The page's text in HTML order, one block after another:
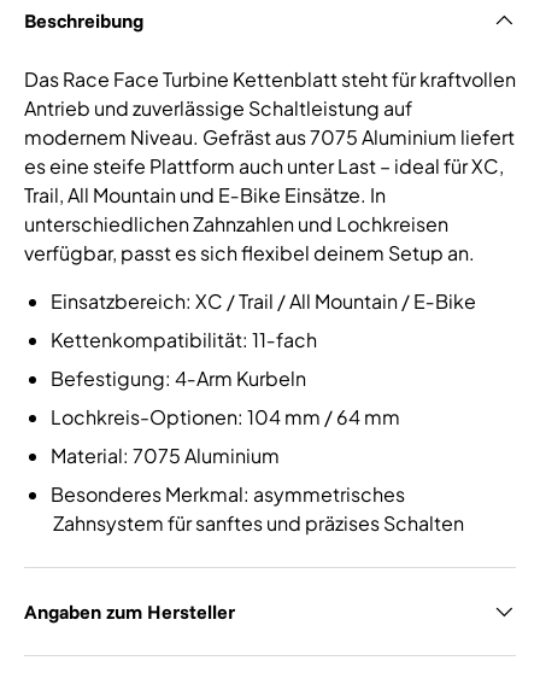
Beschreibung
Das Race Face Turbine Kettenblatt steht für kraftvollen
Antrieb und zuverlässige Schaltleistung auf
modernem Niveau. Gefräst aus 7075 Aluminium liefert
es eine steife Plattform auch unter Last – ideal für XC,
Trail, All Mountain und E‑Bike Einsätze. In
unterschiedlichen Zahnzahlen und Lochkreisen
verfügbar, passt es sich flexibel deinem Setup an.
Einsatzbereich: XC / Trail / All Mountain / E‑Bike
Kettenkompatibilität: 11‑fach
Befestigung: 4‑Arm Kurbeln
Lochkreis-Optionen: 104 mm / 64 mm
Material: 7075 Aluminium
Besonderes Merkmal: asymmetrisches
Zahnsystem für sanftes und präzises Schalten
Angaben zum Hersteller